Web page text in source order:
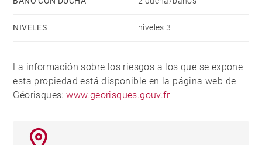
NIVELES niveles 3
La información sobre los riesgos a los que se expone
esta propiedad está disponible en la página web de
Géorisques:www.georisques.gouv.fr